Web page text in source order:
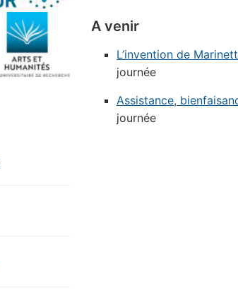
A venir
L’invention de
journée
Assistance,
journée